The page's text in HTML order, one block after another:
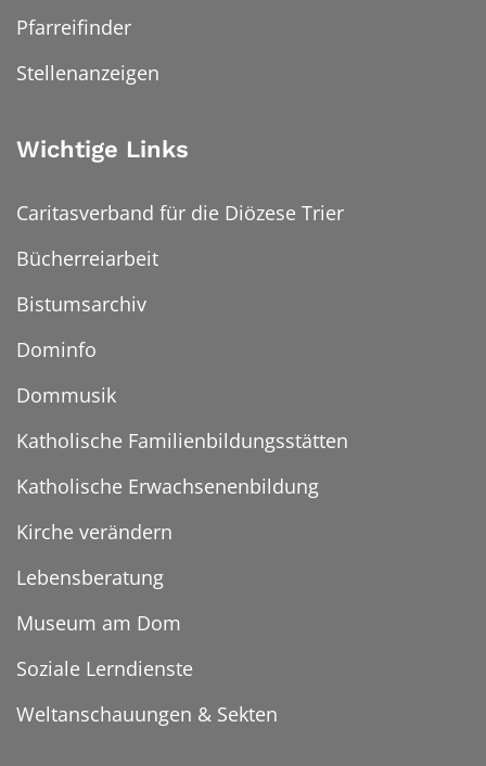
Pfarreifinder
Stellenanzeigen
Wichtige Links
Caritasverband für die Diözese Trier
Bücherreiarbeit
Bistumsarchiv
Dominfo
Dommusik
Katholische Familienbildungsstätten
Katholische Erwachsenenbildung
Kirche verändern
Lebensberatung
Museum am Dom
Soziale Lerndienste
Weltanschauungen & Sekten